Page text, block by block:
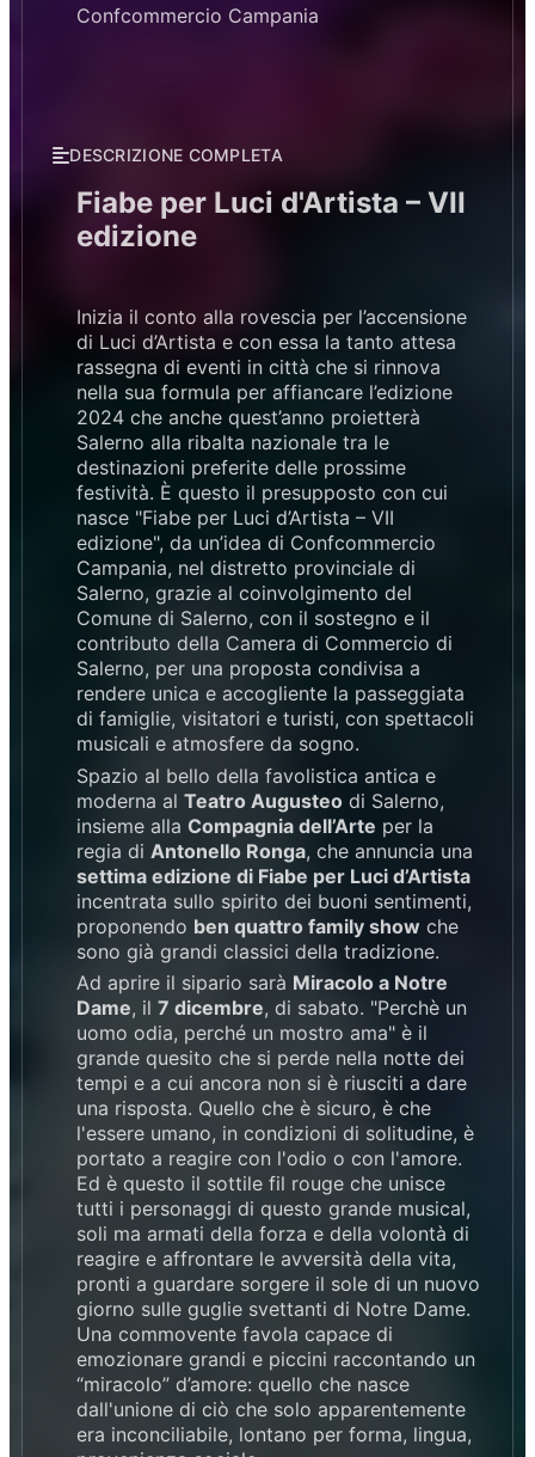
Confcommercio Campania
DESCRIZIONE COMPLETA
Fiabe per Luci d'Artista – VII
edizione
Inizia il conto alla rovescia per l’accensione
di Luci d’Artista e con essa la tanto attesa
rassegna di eventi in città che si rinnova
nella sua formula per affiancare l’edizione
2024 che anche quest’anno proietterà
Salerno alla ribalta nazionale tra le
destinazioni preferite delle prossime
festività. È questo il presupposto con cui
nasce "Fiabe per Luci d’Artista – VII
edizione", da un’idea di Confcommercio
Campania, nel distretto provinciale di
Salerno, grazie al coinvolgimento del
Comune di Salerno, con il sostegno e il
contributo della Camera di Commercio di
Salerno, per una proposta condivisa a
rendere unica e accogliente la passeggiata
di famiglie, visitatori e turisti, con spettacoli
musicali e atmosfere da sogno.
Spazio al bello della favolistica antica e
moderna al Teatro Augusteo di Salerno,
insieme alla Compagnia dell’Arte per la
regia di Antonello Ronga, che annuncia una
settima edizione di Fiabe per Luci d’Artista
incentrata sullo spirito dei buoni sentimenti,
proponendo ben quattro family show che
sono già grandi classici della tradizione.
Ad aprire il sipario sarà Miracolo a Notre
Dame, il 7 dicembre, di sabato. "Perchè un
uomo odia, perché un mostro ama" è il
grande quesito che si perde nella notte dei
tempi e a cui ancora non si è riusciti a dare
una risposta. Quello che è sicuro, è che
l'essere umano, in condizioni di solitudine, è
portato a reagire con l'odio o con l'amore.
Ed è questo il sottile fil rouge che unisce
tutti i personaggi di questo grande musical,
soli ma armati della forza e della volontà di
reagire e affrontare le avversità della vita,
pronti a guardare sorgere il sole di un nuovo
giorno sulle guglie svettanti di Notre Dame.
Una commovente favola capace di
emozionare grandi e piccini raccontando un
“miracolo” d’amore: quello che nasce
dall'unione di ciò che solo apparentemente
era inconciliabile, lontano per forma, lingua,